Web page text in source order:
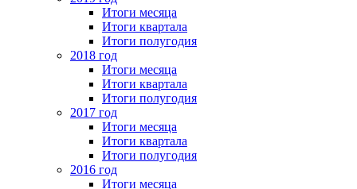
Итоги месяца
Итоги квартала
Итоги полугодия
2018 год
Итоги месяца
Итоги квартала
Итоги полугодия
2017 год
Итоги месяца
Итоги квартала
Итоги полугодия
2016 год
Итоги месяца